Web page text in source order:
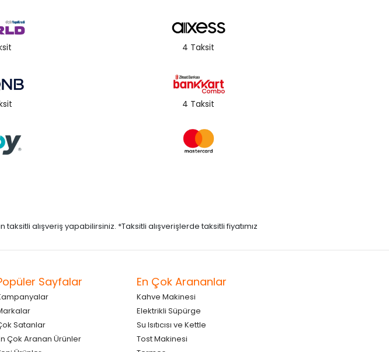
4 Taksit
4 Taksit
alışveriş yapabilirsiniz. *Taksitli alışverişlerde taksitli fiyatımız
Sayfalar
Satanlar
Çok Aranan Ürünler
En Çok Arananlar
Kahve Makinesi
Elektrikli Süpürge
Su Isıtıcısı ve Kettle
Tost Makinesi